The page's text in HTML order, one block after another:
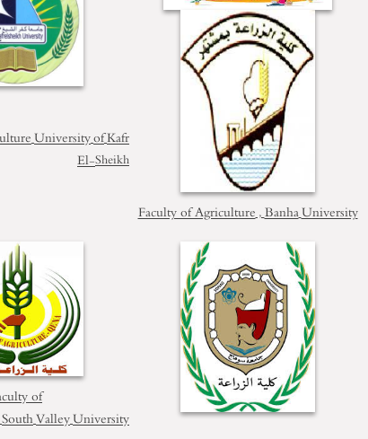
UniversityofKafr
El-Sheikh
Faculty of Agriculture ,BanhaUniversity
of
SouthValleyUniversity